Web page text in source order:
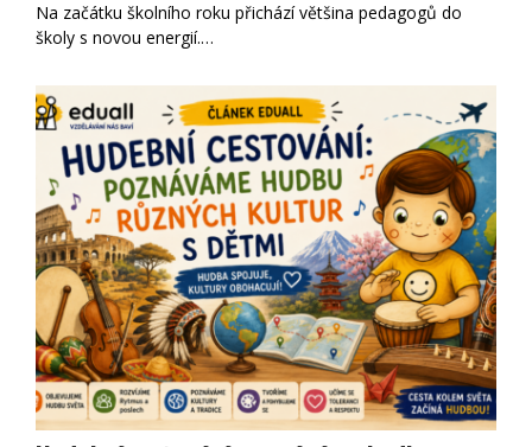
Na začátku školního roku přichází většina pedagogů do
školy s novou energií.…